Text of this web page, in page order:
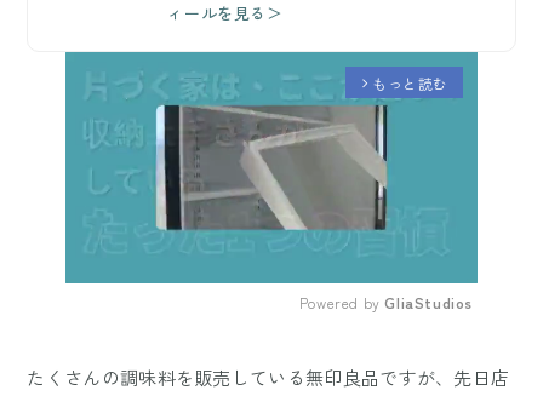
ィールを見る＞
arrow_forward_ios もっと読む
Powered by GliaStudios
たくさんの調味料を販売している無印良品ですが、先日店